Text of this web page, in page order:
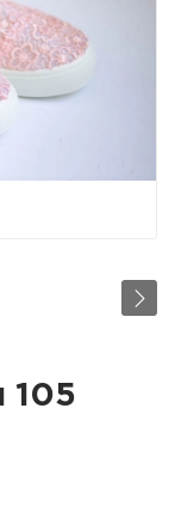
105